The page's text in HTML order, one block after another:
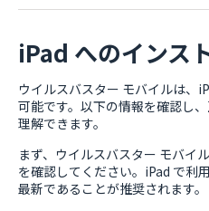
iPad へのインス
ウイルスバスター モバイルは、
可能です。以下の情報を確認し
理解できます。
まず、ウイルスバスター モバイ
を確認してください。iPad で利
最新であることが推奨されます。